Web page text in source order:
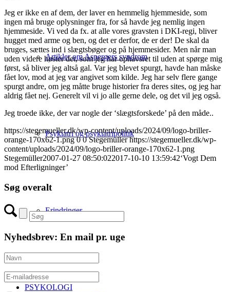
Artikler om Aspergers syndrom
Psykiatri og psykiatripolitik
Erindringer
PSYKOLOGI
Jeg er ikke en af dem, der laver en hemmelig hjemmeside, som
ingen må bruge oplysninger fra, for så havde jeg nemlig ingen
hjemmeside. Vi ved da fx. at alle vores gravsten i DKI-regi, bliver
hugget med arme og ben, og det er derfor, de er der! De skal da
bruges, sættes ind i slægtsbøger og på hjemmesider. Men når man
uden videre høster det, som jeg har ophavsret til uden at spørge mig
først, så bliver jeg altså gal. Var jeg blevet spurgt, havde han måske
fået lov, mod at jeg var angivet som kilde. Jeg har selv flere gange
spurgt andre, om jeg måtte bruge historier fra deres sites, og jeg har
aldrig fået nej. Generelt vil vi jo alle gerne dele, og det vil jeg også.
Jeg troede ikke, der var nogle der ‘slægtsforskede’ på den måde..
https://stegemueller.dk/wp-content/uploads/2024/09/logo-briller-
orange-170x62-1.png 0 0 Stegemüller https://stegemueller.dk/wp-
content/uploads/2024/09/logo-briller-orange-170x62-1.png
Stegemüller2007-01-27 08:50:022017-10-10 13:59:42‘Vogt Dem
mod Efterligninger’
Søg overalt
Nyhedsbrev: En mail pr. uge